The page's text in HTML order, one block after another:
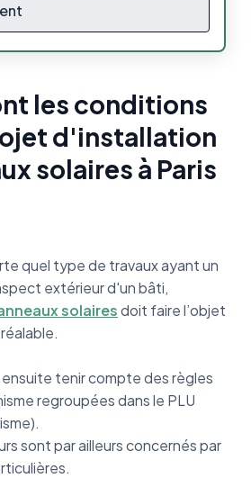
les conditions
d'installation
solaires à Paris
quel type de travaux ayant un
extérieur d'un bâti,
solairesdoit faire l’objet
tenir compte des règles
regroupées dans le PLU
sont par ailleurs concernés par
des panneaux solaires en
?
solaires à Paris ?
installe des panneaux
à Paris ?
Paris, on résume